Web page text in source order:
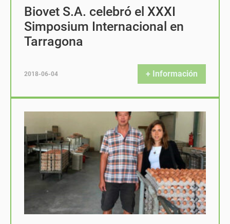
Biovet S.A. celebró el XXXI
Simposium Internacional en
Tarragona
2018-06-04 + Información